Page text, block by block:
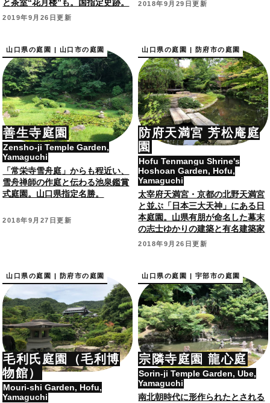
と茶室“花月楼”も。国指定史跡。
2019年9月26日更新
2018年9月29日更新
山口県の庭園 | 山口市の庭園
善生寺庭園
Zensho-ji Temple Garden,
Yamaguchi
「常栄寺雪舟庭」からも程近い、
雪舟禅師の作庭と伝わる池泉鑑賞
式庭園。山口県指定名勝。
2018年9月27日更新
山口県の庭園 | 防府市の庭園
防府天満宮 芳松庵庭
園
Hofu Tenmangu Shrine's
Hoshoan Garden, Hofu,
Yamaguchi
太宰府天満宮・京都の北野天満宮
と並ぶ「日本三大天神」にある日
本庭園。山県有朋が命名した幕末
の志士ゆかりの建築と有名建築家
設計の茶室も。
2018年9月26日更新
山口県の庭園 | 防府市の庭園
毛利氏庭園（毛利博
物館）
Mouri-shi Garden, Hofu,
Yamaguchi
山口県の庭園 | 宇部市の庭園
宗隣寺庭園 龍心庭
Sorin-ji Temple Garden, Ube,
Yamaguchi
南北朝時代に形作られたとされる